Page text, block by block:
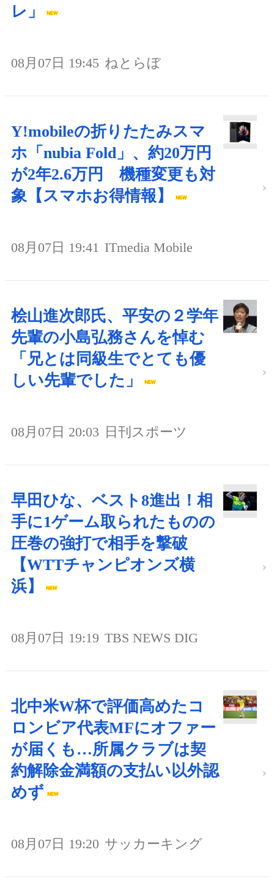
レ」
08月07日 19:45 ねとらぼ
Y!mobileの折りたたみスマ
ホ「nubia Fold」、約20万円
が2年2.6万円 機種変更も対
象【スマホお得情報】
08月07日 19:41 ITmedia Mobile
桧山進次郎氏、平安の２学年
先輩の小島弘務さんを悼む
「兄とは同級生でとても優
しい先輩でした」
08月07日 20:03 日刊スポーツ
早田ひな、ベスト8進出！相
手に1ゲーム取られたものの
圧巻の強打で相手を撃破
【WTTチャンピオンズ横
浜】
08月07日 19:19 TBS NEWS DIG
北中米W杯で評価高めたコ
ロンビア代表MFにオファー
が届くも…所属クラブは契
約解除金満額の支払い以外認
めず
08月07日 19:20 サッカーキング